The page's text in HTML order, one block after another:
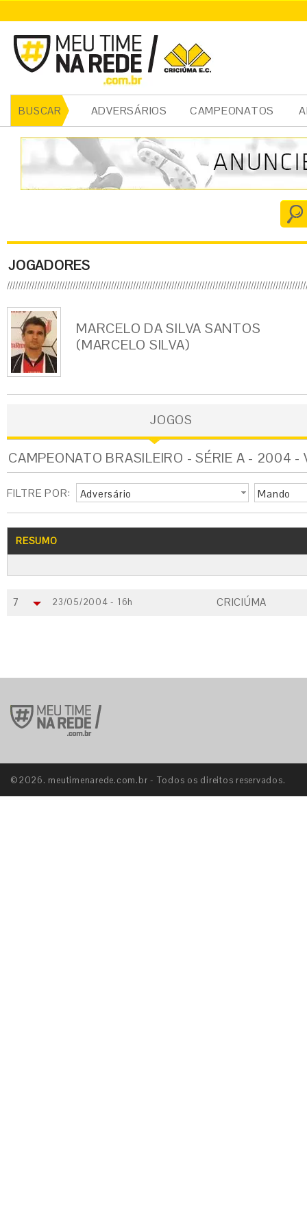
BUSCAR ADVERSÁRIOS CAMPEONATOS
JOGADORES
MARCELO DA SILVA SANTOS
(MARCELO SILVA)
JOGOS
CAMPEONATO BRASILEIRO - SÉRIE A - 2004 -
FILTRE POR: Adversário Mando
RESUMO
7 23/05/2004 - 16h CRICIÚMA
©2026. meutimenarede.com.br - Todos os direitos reservados.